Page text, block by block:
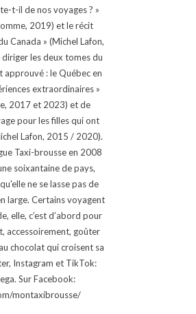
t-il de nos voyages ? »
2019) et le récit
Canada » (Michel Lafon,
les deux tomes du
approuvé : le Québec en
extraordinaires »
2017 et 2023) et de
pour les filles qui ont
Lafon, 2015 / 2020).
Taxi-brousse en 2008
soixantaine de pays,
ne se lasse pas de
large. Certains voyagent
elle, c’est d’abord pour
accessoirement, goûter
chocolat qui croisent sa
Instagram et TikTok:
Sur Facebook:
montaxibrousse/